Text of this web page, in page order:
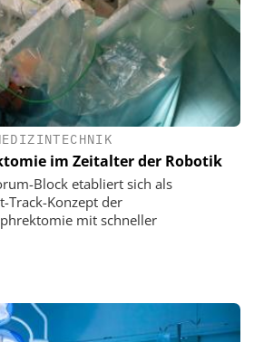
im Zeitalter der Robotik
Block etabliert sich als
Track-Konzept der
mit schneller